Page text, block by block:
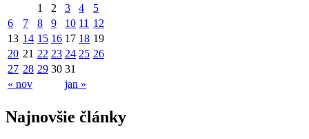
« nov jan »
1 2 3 4
5
6
7 8 9 10 11 12
13 14 15 16 17 18 19
20 21 22 23 24 25 26
27 28 29 30 31
Najnovšie články